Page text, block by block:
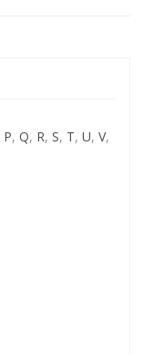
P, Q, R, S, T, U, V,